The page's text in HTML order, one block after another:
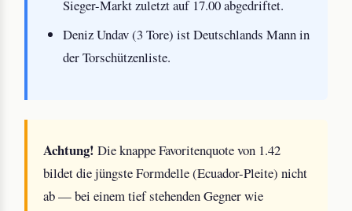
Sieger-Markt zuletzt auf 17.00 abgedriftet.
Deniz Undav (3 Tore) ist Deutschlands Mann in
der Torschützenliste.
Achtung! Die knappe Favoritenquote von 1.42
bildet die jüngste Formdelle (Ecuador-Pleite) nicht
ab — bei einem tief stehenden Gegner wie